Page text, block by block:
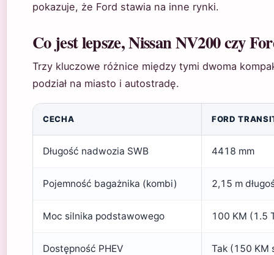
pokazuje, że Ford stawia na inne rynki.
Co jest lepsze, Nissan NV200 czy
Trzy kluczowe różnice między tymi dwoma
podział na miasto i autostradę.
CECHA FORD
Długość nadwozia SWB 4418 mm
Pojemność bagażnika (kombi) 2,15 m
Moc silnika podstawowego 100 KM (1.5
Dostępność PHEV Tak (150 KM